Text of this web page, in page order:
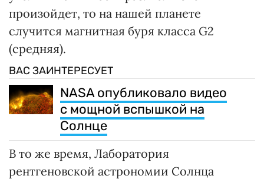
произойдет, то на нашей планете
случится магнитная буря класса G2
(средняя).
ВАС ЗАИНТЕРЕСУЕТ
NASA опубликовало видео
с мощной вспышкой на
Солнце
В то же время, Лаборатория
рентгеновской астрономии Солнца